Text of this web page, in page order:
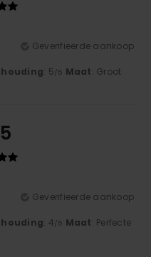
Geverifieerde aankoop
: 5/5 Maat: Groot
Geverifieerde aankoop
: 4/5 Maat: Perfecte